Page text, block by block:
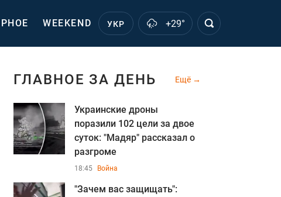
WEEKEND УКР +29°
ГЛАВНОЕ ЗА ДЕНЬ Ещё
Украинские дроны
поразили 102 цели за двое
суток: "Мадяр" рассказал о
разгроме
18:45 Война
"Зачем вас защищать":